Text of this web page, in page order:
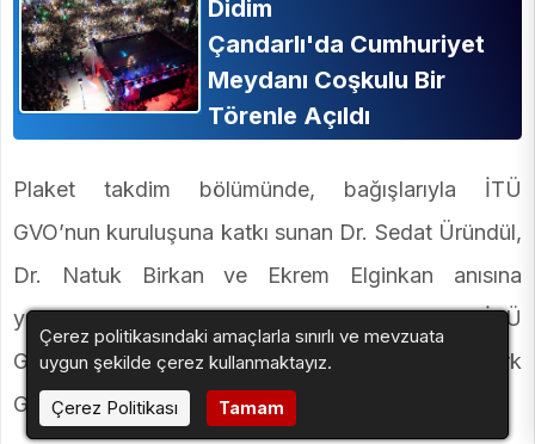
Didim
Çandarlı'da Cumhuriyet
Meydanı Coşkulu Bir
Törenle Açıldı
Plaket takdim bölümünde, bağışlarıyla İTÜ
GVO’nun kuruluşuna katkı sunan Dr. Sedat Üründül,
Dr. Natuk Birkan ve Ekrem Elginkan anısına
yakınlarına teşekkür plaketleri verildi. Tören, İTÜ
GVO Öğrenci Korosu’nun “İTÜ Marşı” ve “Atatürk
Gençleriyiz” performansıyla sona erdi.
Çerez politikasındaki amaçlarla sınırlı ve mevzuata
uygun şekilde çerez kullanmaktayız.
Çerez Politikası
Tamam